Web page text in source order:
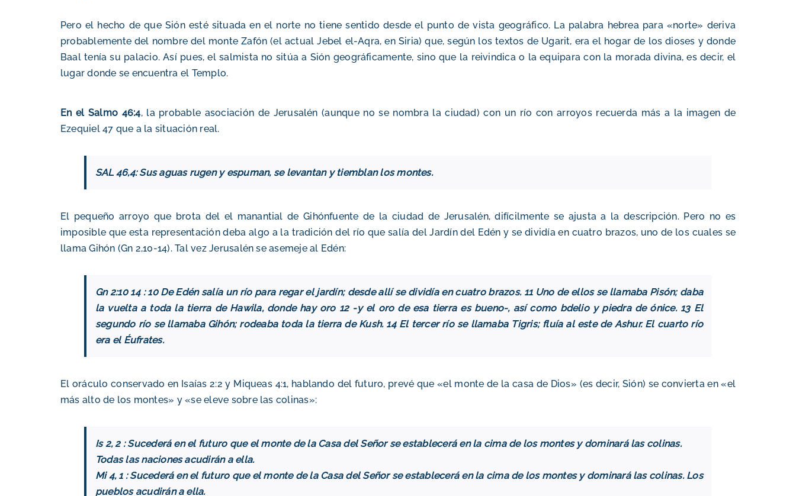
Pero el hecho de que Sión esté situada en el norte no tiene sentido desde el punto de vista geográfico. La palabra hebrea para «norte» deriva
probablemente del nombre del monte Zafón (el actual Jebel el-Aqra, en Siria) que, según los textos de Ugarit, era el hogar de los dioses y donde
Baal tenía su palacio.Así pues, el salmista no sitúa a Sión geográficamente, sino que la reivindica o la equipara con la morada divina, es decir, el
lugar donde se encuentra el Templo.
En el Salmo 46:4, la probable asociación de Jerusalén (aunque no se nombra la ciudad) con un río con arroyos recuerda más a la imagen de
Ezequiel 47 que a la situación real.
SAL 46,4: Sus aguas rugen y espuman, se levantan y tiemblan los montes.
El pequeño arroyo que brota del el manantial de Gihónfuente de la ciudad de Jerusalén, difícilmente se ajusta a la descripción. Pero no es
imposible que esta representación deba algo a la tradición del río que salía del Jardín del Edén y se dividía en cuatro brazos, uno de los cuales se
llama Gihón (Gn 2,10-14). Tal vez Jerusalén se asemeje al Edén:
Gn 2:10 14 : 10 De Edén salía un río para regar el jardín; desde allí se dividía en cuatro brazos. 11 Uno de ellos se llamaba Pisón; daba
la vuelta a toda la tierra de Hawila, donde hay oro 12 -y el oro de esa tierra es bueno-, así como bdelio y piedra de ónice. 13 El
segundo río se llamaba Gihón; rodeaba toda la tierra de Kush. 14 El tercer río se llamaba Tigris; fluía al este de Ashur. El cuarto río
era el Éufrates.
El oráculo conservado en Isaías 2:2 y Miqueas 4:1, hablando del futuro, prevé que «el monte de la casa de Dios» (es decir, Sión) se convierta en «el
más alto de los montes» y «se eleve sobre las colinas»:
Is 2, 2 : Sucederá en el futuro que el monte de la Casa del Señor se establecerá en la cima de los montes y dominará las colinas.
Todas las naciones acudirán a ella.
Mi 4, 1 : Sucederá en el futuro que el monte de la Casa del Señor se establecerá en la cima de los montes y dominará las colinas. Los
pueblos acudirán a ella.